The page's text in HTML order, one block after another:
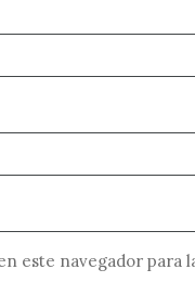
este navegador para